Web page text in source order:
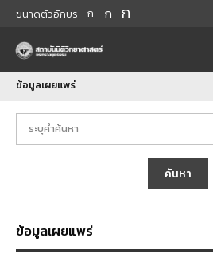
ขนาดตัวอักษร ก ก ก
ข้อมูลเผยแพร่
ค้นหา
ข้อมูลเผยแพร่